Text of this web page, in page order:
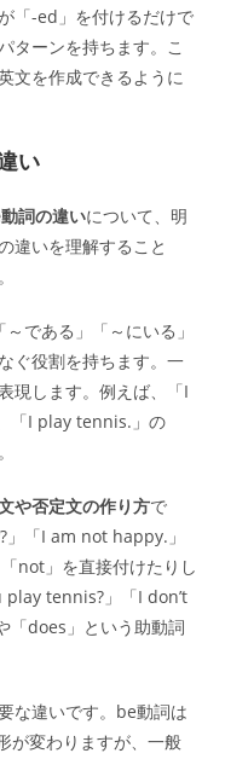
「-ed」を付けるだけで
ターンを持ちます。こ
文を作成できるように
い
詞の違いについて、明
違いを理解すること
～である」「～にいる」
ぐ役割を持ちます。一
現します。例えば、「I
「I play tennis.」の
や否定文の作り方で
「I am not happy.」
not」を直接付けたりし
play tennis?」「I don’t
「does」という助動詞
な違いです。be動詞は
が変わりますが、一般